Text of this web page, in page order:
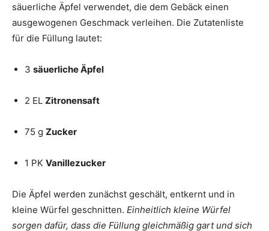
säuerliche Äpfel verwendet, die dem Gebäck einen
ausgewogenen Geschmack verleihen. Die Zutatenliste
für die Füllung lautet:
3 säuerliche Äpfel
2 EL Zitronensaft
75 g Zucker
1 PK Vanillezucker
Die Äpfel werden zunächst geschält, entkernt und in
kleine Würfel geschnitten. Einheitlich kleine Würfel
sorgen dafür, dass die Füllung gleichmäßig gart und sich